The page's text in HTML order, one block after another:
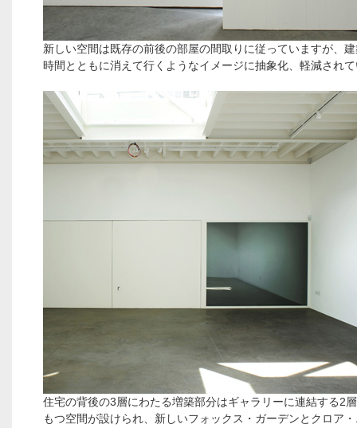
新しい空間は既存の前後の部屋の間取りに従っていますが、
時間とともに消えて行くようなイメージに抽象化、軽減され
住宅の背後の3層にわたる増築部分はギャラリーに連結する2
もつ空間が設けられ、新しいフォックス・ガーデンとクロア